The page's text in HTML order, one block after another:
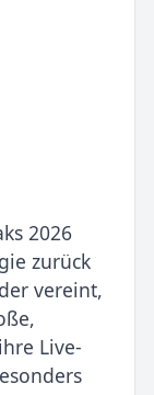
2026
zurück
vereint,
Live-